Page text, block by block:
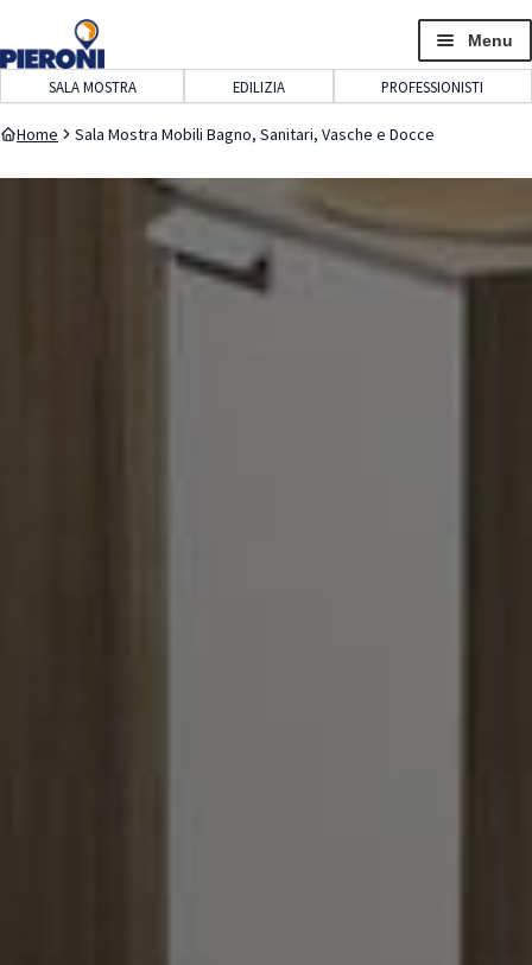
navigazione
contenuto
Menu
SALA MOSTRA EDILIZIA PROFESSIONISTI
Home Sala Mostra Mobili Bagno, Sanitari, Vasche e Docce